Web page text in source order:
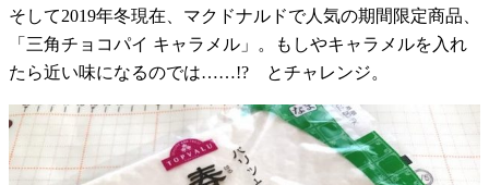
そして2019年冬現在、マクドナルドで人気の期間限定商品、
「三角チョコパイ キャラメル」。もしやキャラメルを入れ
たら近い味になるのでは……!? とチャレンジ。